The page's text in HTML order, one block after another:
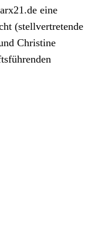
eine
(stellvertretende
Christine